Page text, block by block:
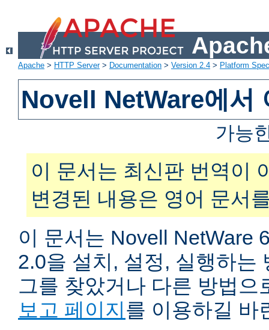
Apache > HTTP Server> Documentation > Version 2.4 > Platform
Novell NetWare에서
가능
이 문서는 최신판 번역이
변경된 내용은 영어 문서
이 문서는 Novell NetWare
2.0을 설치, 설정, 실행하는
그를 찾았거나 다른 방법
보고 페이지를 이용하길 바